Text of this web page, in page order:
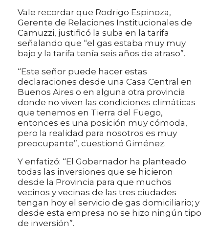
Vale recordar que Rodrigo Espinoza,
Gerente de Relaciones Institucionales de
Camuzzi, justificó la suba en la tarifa
señalando que “el gas estaba muy muy
bajo y la tarifa tenía seis años de atraso”.
“Este señor puede hacer estas
declaraciones desde una Casa Central en
Buenos Aires o en alguna otra provincia
donde no viven las condiciones climáticas
que tenemos en Tierra del Fuego,
entonces es una posición muy cómoda,
pero la realidad para nosotros es muy
preocupante”, cuestionó Giménez.
Y enfatizó: “El Gobernador ha planteado
todas las inversiones que se hicieron
desde la Provincia para que muchos
vecinos y vecinas de las tres ciudades
tengan hoy el servicio de gas domiciliario; y
desde esta empresa no se hizo ningún tipo
de inversión”.